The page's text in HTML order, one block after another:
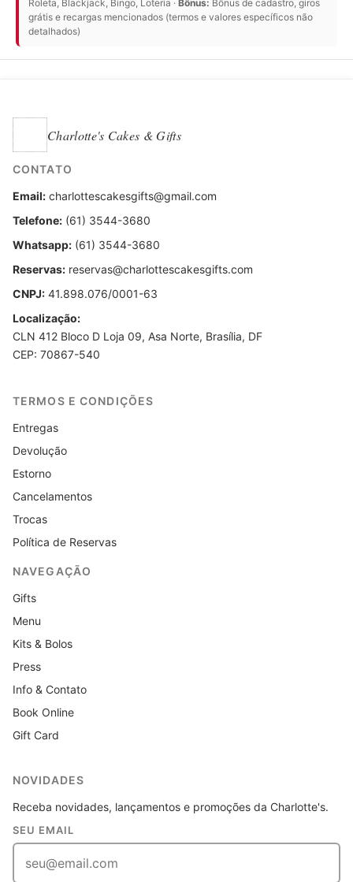
Roleta, Blackjack, Bingo, Loteria · Bônus: Bônus de cadastro, giros
grátis e recargas mencionados (termos e valores específicos não
detalhados)
Charlotte's Cakes & Gifts
CONTATO
Email: charlottescakesgifts@gmail.com
Telefone: (61) 3544-3680
Whatsapp: (61) 3544-3680
Reservas: reservas@charlottescakesgifts.com
CNPJ: 41.898.076/0001-63
Localização:
CLN 412 Bloco D Loja 09, Asa Norte, Brasília, DF
CEP: 70867-540
TERMOS E CONDIÇÕES
Entregas
Devolução
Estorno
Cancelamentos
Trocas
Política de Reservas
NAVEGAÇÃO
Gifts
Menu
Kits & Bolos
Press
Info & Contato
Book Online
Gift Card
NOVIDADES
Receba novidades, lançamentos e promoções da Charlotte's.
SEU EMAIL